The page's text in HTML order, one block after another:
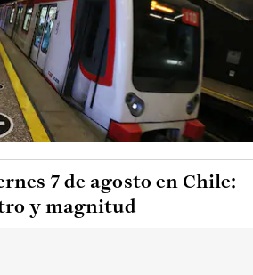
7 de agosto en Chile:
y magnitud